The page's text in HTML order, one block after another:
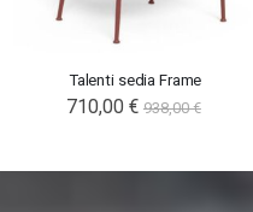
Talenti sedia Frame
710,00 € 938,00 €